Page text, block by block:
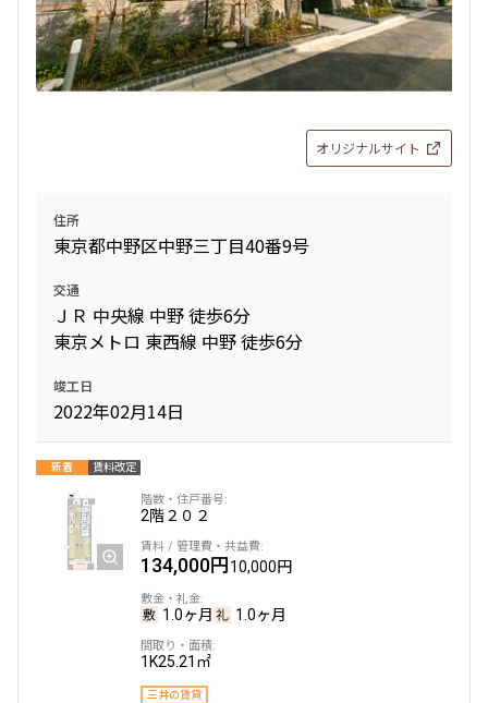
オリジナルサイト
住所
東京都中野区中野三丁目40番9号
交通
ＪＲ 中央線 中野 徒歩6分
東京メトロ 東西線 中野 徒歩6分
竣工日
2022年02月14日
新着 賃料改定
2階２０２
134,000円10,000円
1.0ヶ月 1.0ヶ月
1K25.21㎡
三井の賃貸